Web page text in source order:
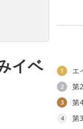
イベ
1 エ
2 第
3 第
4
第